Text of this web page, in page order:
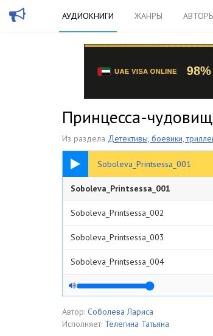
АУДИОКНИГИ ЖАНРЫ
Принцесса-
Из раздела Детективы, боевики,
Soboleva_Printsessa_001
05:15
Soboleva_Printsessa_001
Soboleva_Printsessa_002
Soboleva_Printsessa_003
Soboleva_Printsessa_004
Soboleva_Printsessa_005
Soboleva_Printsessa_006
Автор: Соболева Лариса
Исполняет: Телегина Татьяна